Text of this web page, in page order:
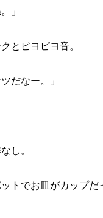
」
とピヨピヨ音。
だなー。」
し。
トでお皿がカップだ